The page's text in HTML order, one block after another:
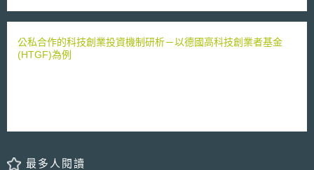
環境值得關注，社群網路也已經發展出#SaveYourInternet的主題標籤，呼
籲大眾的重視。
預先勾選，而用戶可以取消勾選；在選項旁附有說明（如Cookie的用途
子通訊隱私指令》（ePrivacy Directive, ePD）以及《一般資料保護規則》
（General Data Protection Regulation, GDPR）進行闡明，重點如下：
公私合作的科技創業投資機制研析－以德國高科技創業者基金
(HTGF)為例
最多人閱讀